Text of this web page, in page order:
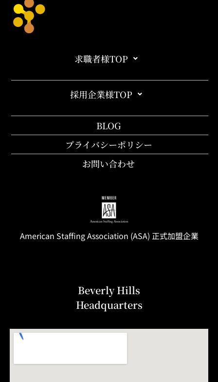
求職者様TOP
採用企業様TOP
BLOG
プライバシーポリシー
お問い合わせ
American StaffingAssociation (ASA) 正式加盟企業
Beverly Hills
Headquarters